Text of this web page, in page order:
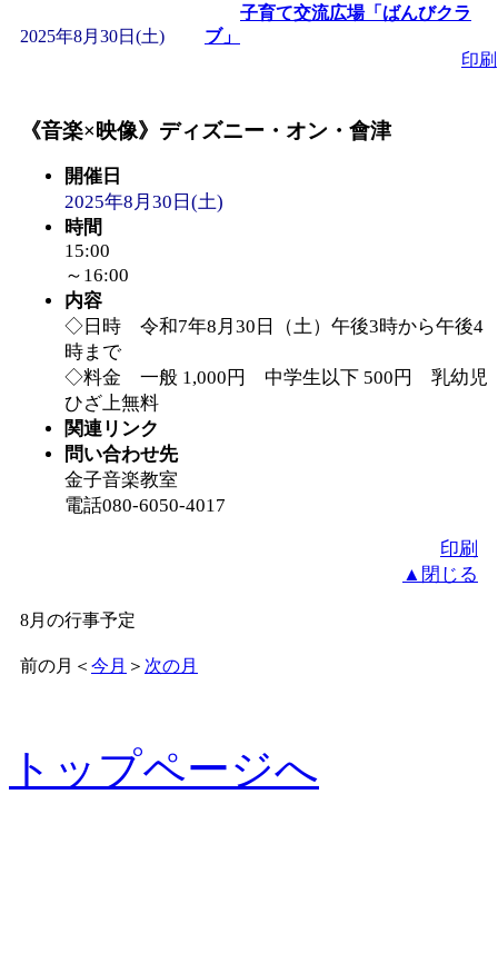
「みなづる号乗車体
「皆鶴姫のこびる塾
～」 受付期間：～
「みなづる号乗車体
de 健康づくり」」 受
2025年8月30日(土)
子育て交流広場「ばんびクラ
ブ」
印刷
《音楽×映像》ディズニー・オン・會津
開催日
2025年8月30日(土)
時間
15:00
～16:00
内容
◇日時 令和7年8月30日（土）午後3時から午後4
時まで
◇料金 一般 1,000円 中学生以下 500円 乳幼児
ひざ上無料
関連リンク
問い合わせ先
金子音楽教室
電話080-6050-4017
印刷
▲閉じる
8月の行事予定
前の月 ＜ 今月 ＞ 次の月
トップページへ